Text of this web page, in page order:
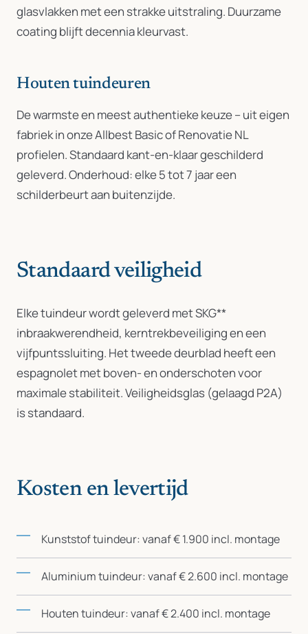
glasvlakken met een strakke uitstraling. Duurzame
coating blijft decennia kleurvast.
Houten tuindeuren
De warmste en meest authentieke keuze – uit eigen
fabriek in onze Allbest Basic of Renovatie NL
profielen. Standaard kant-en-klaar geschilderd
geleverd. Onderhoud: elke 5 tot 7 jaar een
schilderbeurt aan buitenzijde.
Standaard veiligheid
Elke tuindeur wordt geleverd met SKG**
inbraakwerendheid, kerntrekbeveiliging en een
vijfpuntssluiting. Het tweede deurblad heeft een
espagnolet met boven- en onderschoten voor
maximale stabiliteit. Veiligheidsglas (gelaagd P2A)
is standaard.
Kosten en levertijd
Kunststof tuindeur: vanaf € 1.900 incl. montage
Aluminium tuindeur: vanaf € 2.600 incl. montage
Houten tuindeur: vanaf € 2.400 incl. montage